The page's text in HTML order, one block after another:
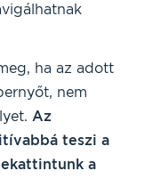
ha az adott
nem
Az
teszi a
a